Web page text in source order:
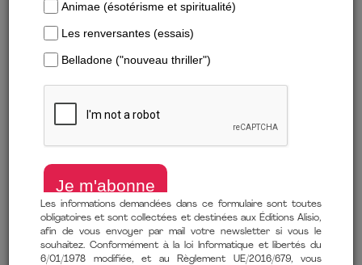
Télécharger un extrait
Les informations demandées dans ce formulaire sont toutes
obligatoires et sont collectées et destinées aux Éditions Alisio,
afin de vous envoyer par mail votre newsletter si vous le
souhaitez. Conformément à la loi Informatique et libertés du
6/01/1978 modifiée, et au Règlement UE/2016/679, vous